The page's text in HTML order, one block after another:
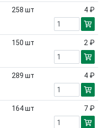
258 шт 4 ₽
150 шт 2 ₽
289 шт 4 ₽
164шт 7 ₽